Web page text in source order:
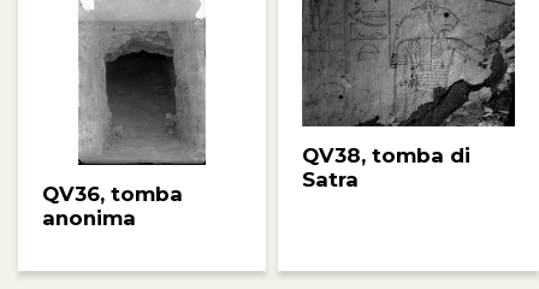
QV36, tomba
anonima
QV38, tomba di
Satra